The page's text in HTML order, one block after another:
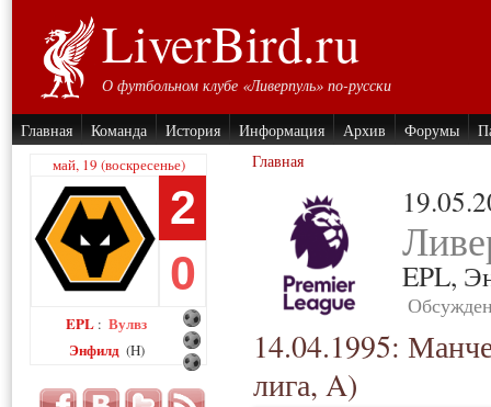
LiverBird.ru
О футбольном клубе «Ливерпуль» по-русски
Главная Команда История Информация Архив Форумы
май, 19 (воскресенье)
2
0
EPL : Вулвз
Энфилд (H)
Главная
EPL,
14.04.1995:
лига, A)